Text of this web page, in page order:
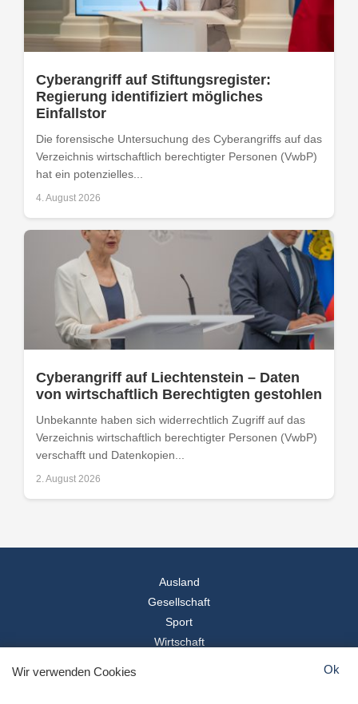
Cyberangriff auf Stiftungsregister:
Regierung identifiziert mögliches
Einfallstor
Die forensische Untersuchung des Cyberangriffs auf das
Verzeichnis wirtschaftlich berechtigter Personen (VwbP)
hat ein potenzielles...
4. August 2026
Cyberangriff auf Liechtenstein – Daten
von wirtschaftlich Berechtigten gestohlen
Unbekannte haben sich widerrechtlich Zugriff auf das
Verzeichnis wirtschaftlich berechtigter Personen (VwbP)
verschafft und Datenkopien...
2. August 2026
Ausland
Gesellschaft
Sport
Wirtschaft
© 2026Landesspiegel
Wir verwenden Cookies Ok